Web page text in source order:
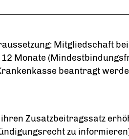
Mitgliedschaft
Monate
beantragt
Zusatzbeitragssatz
zu